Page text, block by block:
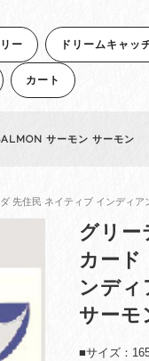
ー ドリームキャッ
カート
サーモン サーモン
先住民 ネイティブ インディ
グリー
カード
ンディ
サーモ
■サイズ：